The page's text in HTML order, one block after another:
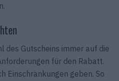
des Gutscheins immer auf die
für den Rabatt.
Einschränkungen geben. So